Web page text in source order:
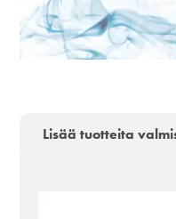
Lisää tuotteita